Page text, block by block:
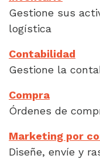
Gestione sus
logística
Contabilidad
Gestione la
Compra
Órdenes de
Marketing por
Diseñe, envíe y